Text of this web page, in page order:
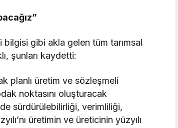
bilgisi gibi akla gelen tüm tarımsal
şunları kaydetti:
planlı üretim ve sözleşmeli
noktasını oluşturacak
sürdürülebilirliği, verimliliği,
üretimin ve üreticinin yüzyılı